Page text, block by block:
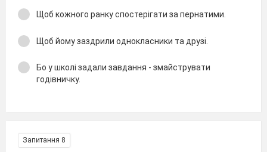
Щоб кожного ранку спостерігати за пернатими.
Щоб йому заздрили однокласники та друзі.
Бо у школі задали завдання - змайструвати
годівничку.
Запитання 8